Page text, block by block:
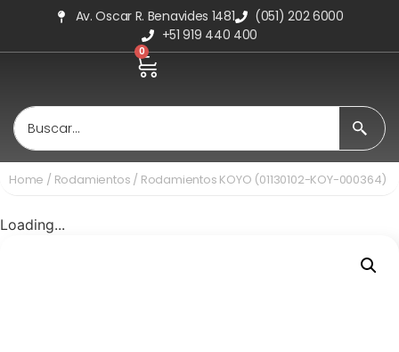
Av. Oscar R. Benavides 1481
(051) 202 6000
+51 919 440 400
0
Home / Rodamientos / Rodamientos KOYO (01130102-KOY-000364)
Loading...